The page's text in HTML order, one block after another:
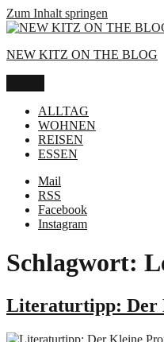
Zum Inhalt springen
NEW KITZ ON THE BLOG
ALLTAG
WOHNEN
REISEN
ESSEN
Mail
RSS
Facebook
Instagram
Schlagwort:
Literaturtipp: Der